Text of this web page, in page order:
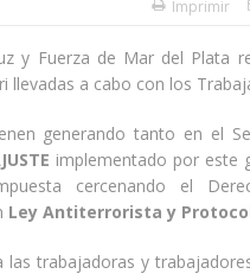
Imprimir
y Fuerza de Mar del Plata
a cabo con los
generando tanto en el
implementado por este
cercenando el
Ley Antiterrorista y
trabajadoras y